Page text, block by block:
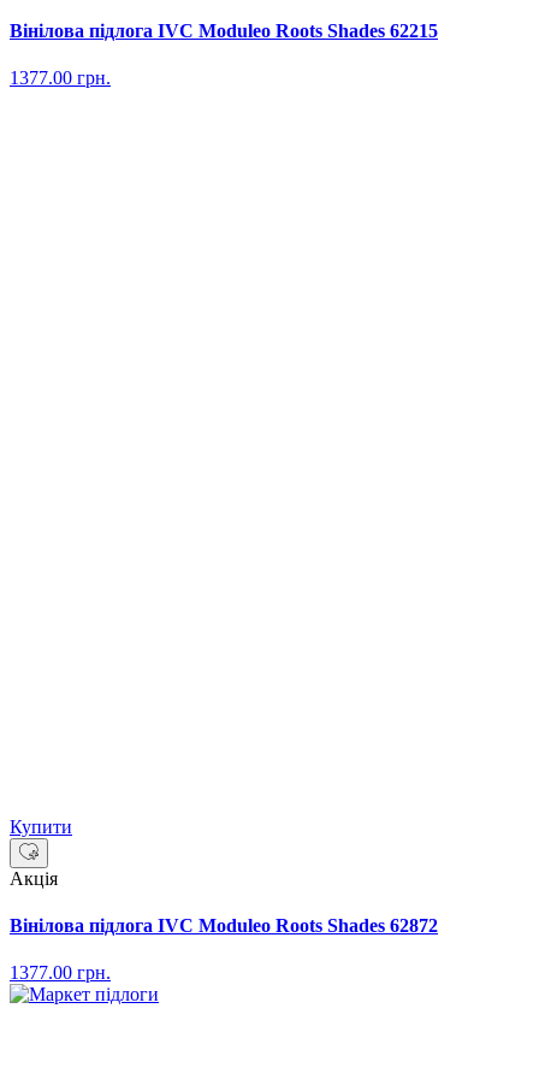
Вінілова підлога IVC Moduleo Roots Shades 62215
1377.00 грн.
Купити
Акція
Вінілова підлога IVC Moduleo Roots Shades 62872
1377.00 грн.